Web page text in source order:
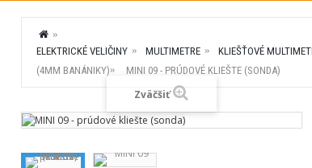
ELEKTRICKÉ VELIČINY MULTIMETRE KLIEŠŤOVÉ
(4MM BANÁNIKY)
MINI 09 - PRÚDOVÉ KLIEŠTE (SONDA)
Zväčšiť